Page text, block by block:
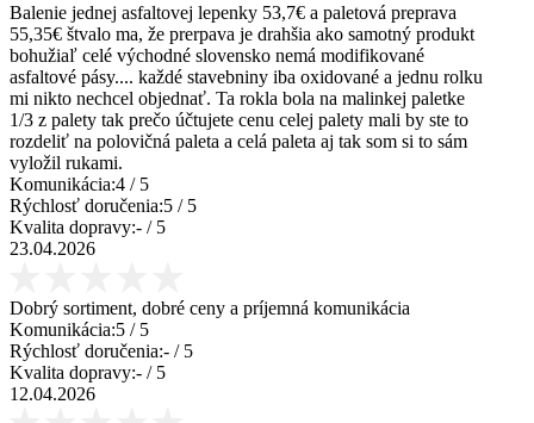
Balenie jednej asfaltovej lepenky 53,7€ a paletová preprava
55,35€ štvalo ma, že prerpava je drahšia ako samotný produkt
bohužiaľ celé východné slovensko nemá modifikované
asfaltové pásy.... každé stavebniny iba oxidované a jednu rolku
mi nikto nechcel objednať. Ta rokla bola na malinkej paletke
1/3 z palety tak prečo účtujete cenu celej palety mali by ste to
rozdeliť na polovičná paleta a celá paleta aj tak som si to sám
vyložil rukami.
Komunikácia:4 / 5
Rýchlosť doručenia:5 / 5
Kvalita dopravy:- / 5
23.04.2026
Dobrý sortiment, dobré ceny a príjemná komunikácia
Komunikácia:5 / 5
Rýchlosť doručenia:- / 5
Kvalita dopravy:- / 5
12.04.2026